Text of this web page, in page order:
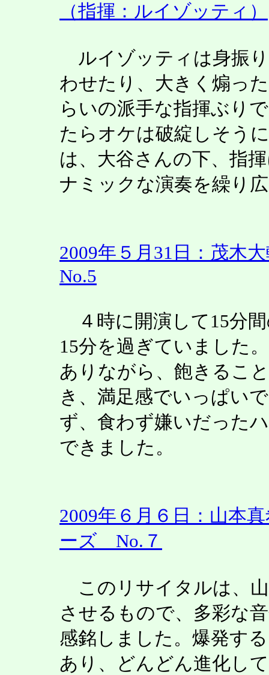
（指揮：ルイゾッティ）
ルイゾッティは身振
わせたり、大きく煽っ
らいの派手な指揮ぶり
たらオケは破綻しそう
は、大谷さんの下、指
ナミックな演奏を繰り
2009年５月31日：茂木
No.5
４時に開演して15分
15分を過ぎていました
ありながら、飽きるこ
き、満足感でいっぱい
ず、食わず嫌いだった
できました。
2009年６月６日：山本
ーズ No.７
このリサイタルは、
させるもので、多彩な
感銘しました。爆発す
あり、どんどん進化し